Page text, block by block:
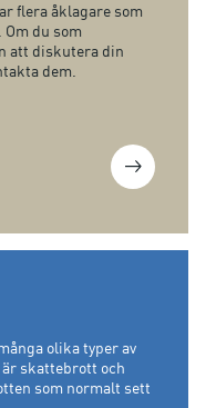
flera åklagare som
du som
att diskutera din
dem.
olika typer av
är skattebrott och
som normalt sett